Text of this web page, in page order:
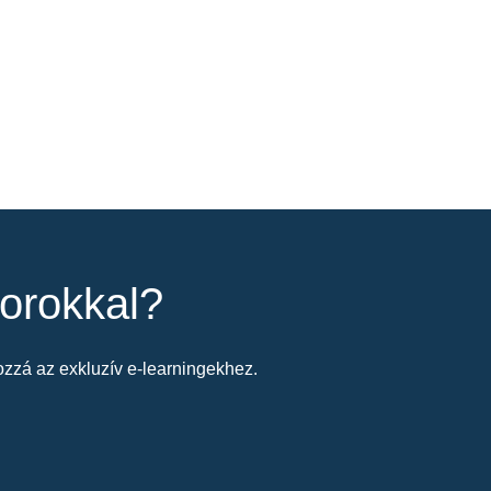
az exkluzív e-learningekhez.